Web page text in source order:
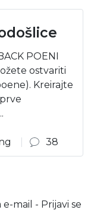
POENI
ostvariti
Kreirajte
38
mail - Prijavi se